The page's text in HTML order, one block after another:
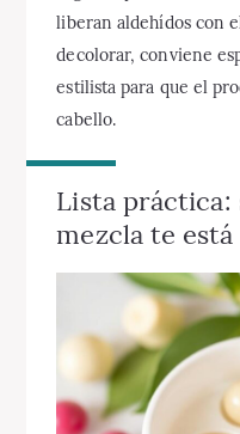
liberan aldehídos con
decolorar, conviene
estilista para que el
cabello.
Lista práctica:
mezcla te